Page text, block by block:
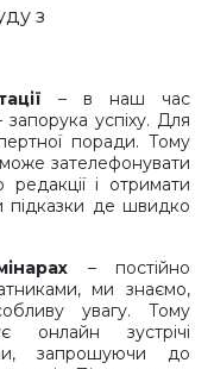
з
– в наш час
успіху. Для
поради. Тому
зателефонувати
і отримати
підказки де швидко
– постійно
ми знаємо,
увагу. Тому
онлайн зустрічі
запрошуючи до